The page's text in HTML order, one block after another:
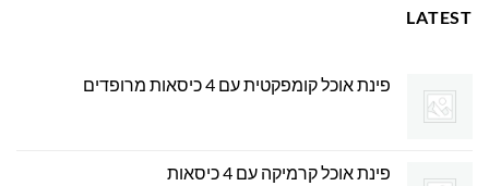
LATEST
פינת אוכל קומפקטית עם 4 כיסאות מרופדים
פינת אוכל קרמיקה עם 4 כיסאות